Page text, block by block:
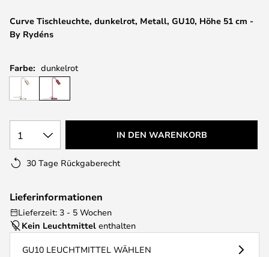
Curve Tischleuchte, dunkelrot, Metall, GU10, Höhe 51 cm -
By Rydéns
Farbe: dunkelrot
1 IN DEN WARENKORB
30 Tage Rückgaberecht
Lieferinformationen
Lieferzeit: 3 - 5 Wochen
Kein Leuchtmittel enthalten
GU10 LEUCHTMITTEL WÄHLEN